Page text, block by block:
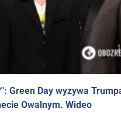
Green Day wyzywa
Owalnym. Wideo